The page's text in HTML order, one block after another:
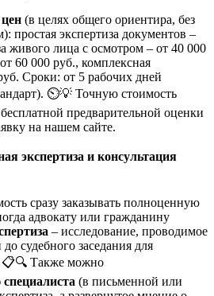
(в целях общего ориентира, без
простая экспертиза документов –
живого лица с осмотром – от 40 000
60 000 руб., комплексная
Сроки: от 5 рабочих дней
⏲️💡 Точную стоимость
предварительной оценки
на нашем сайте.
экспертиза и консультация
сразу заказывать полноценную
адвокату или гражданину
– исследование, проводимое
судебного заседания для
📋🔍 Также можно
(в письменной или